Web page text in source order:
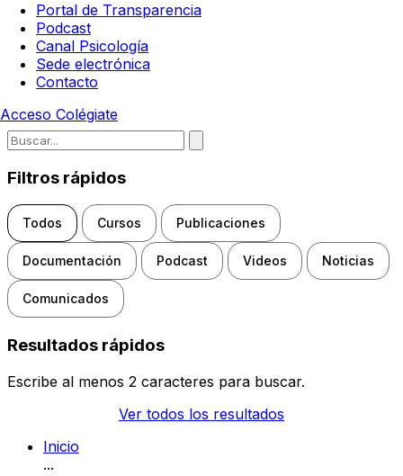
Portal de Transparencia
Podcast
Canal Psicología
Sede electrónica
Contacto
Acceso Colégiate
Escribe para buscar noticias,
Filtros rápidos
Todos Cursos Publicaciones
Documentación Podcast Videos Noticias
Comunicados
Resultados rápidos
Escribe al menos 2 caracteres para buscar.
Ver todos los resultados
Inicio
...